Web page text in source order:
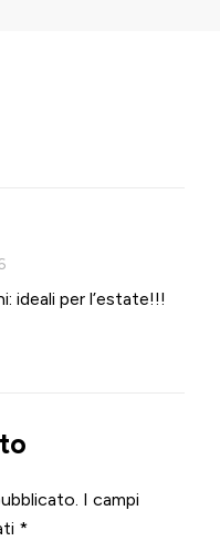
ideali per l’estate!!!
I campi
*